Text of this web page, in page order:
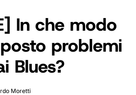
In che modo
problemi
Blues?
Moretti